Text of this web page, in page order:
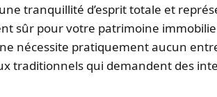
tranquillité d’esprit totale et
sûr pour votre patrimoine
ne nécessite pratiquement aucun
traditionnels qui demandent des